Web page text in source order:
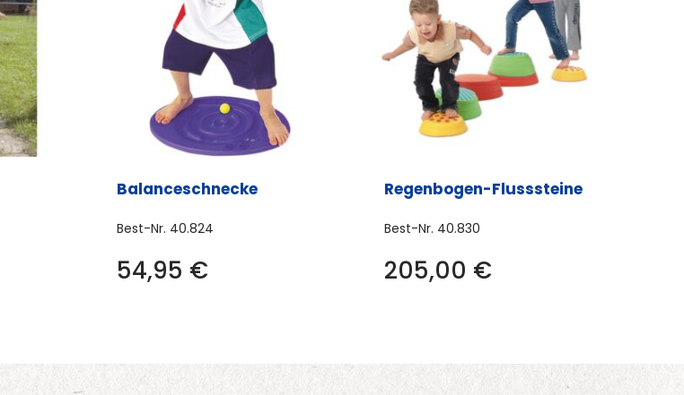
Balanceschnecke
Best-Nr. 40.824
54,95 €
Regenbogen-Flusssteine
Best-Nr. 40.830
205,00 €